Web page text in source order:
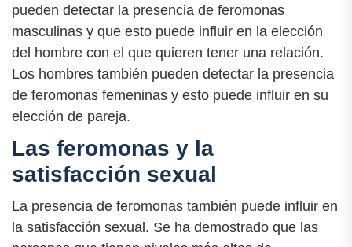
pueden detectar la presencia de feromonas
masculinas y que esto puede influir en la elección
del hombre con el que quieren tener una relación.
Los hombres también pueden detectar la presencia
de feromonas femeninas y esto puede influir en su
elección de pareja.
Las feromonas y la
satisfacción sexual
La presencia de feromonas también puede influir en
la satisfacción sexual. Se ha demostrado que las